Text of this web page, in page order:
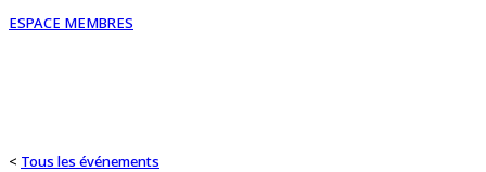
ESPACE MEMBRES
< Tous les événements